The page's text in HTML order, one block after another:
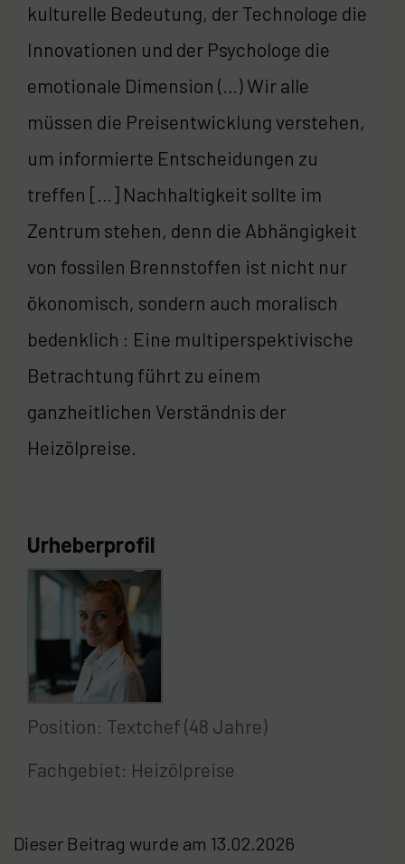
kulturelle Bedeutung, der Technologe die
Innovationen und der Psychologe die
emotionale Dimension (…) Wir alle
müssen die Preisentwicklung verstehen,
um informierte Entscheidungen zu
treffen […] Nachhaltigkeit sollte im
Zentrum stehen, denn die Abhängigkeit
von fossilen Brennstoffen ist nicht nur
ökonomisch, sondern auch moralisch
bedenklich : Eine multiperspektivische
Betrachtung führt zu einem
ganzheitlichen Verständnis der
Heizölpreise.
Urheberprofil
Position: Textchef (48 Jahre)
Fachgebiet: Heizölpreise
Dieser Beitrag wurde am 13.02.2026